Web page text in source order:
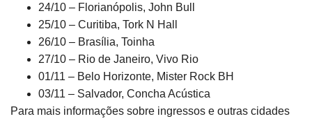
24/10 – Florianópolis, John Bull
25/10 – Curitiba, Tork N Hall
26/10 – Brasília, Toinha
27/10 – Rio de Janeiro, Vivo Rio
01/11 – Belo Horizonte, Mister Rock BH
03/11 – Salvador, Concha Acústica
Para mais informações sobre ingressos e outras cidades